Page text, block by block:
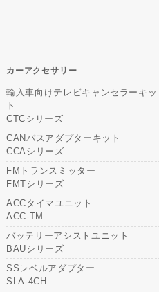
カーアクセサリー
輸入車向けテレビキャンセラーキッ
ト
CTCシリーズ
CANバスアダプターキット
CCAシリーズ
FMトランスミッター
FMTシリーズ
ACCタイマユニット
ACC-TM
バッテリーアシストユニット
BAUシリーズ
SSレベルアダプター
SLA-4CH